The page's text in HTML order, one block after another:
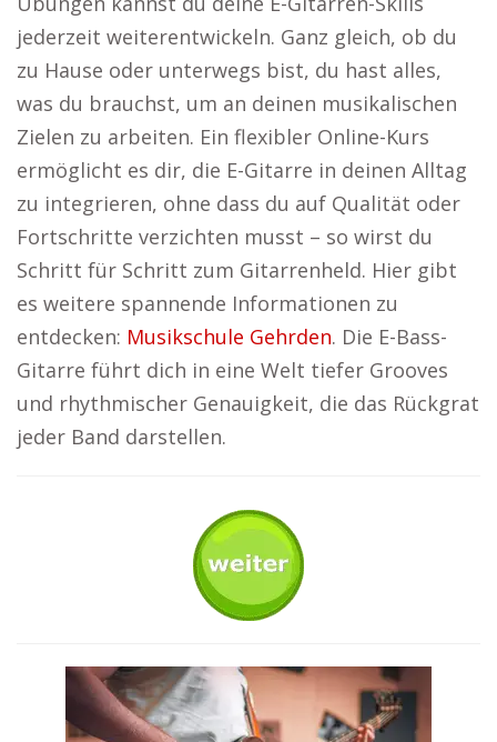
jederzeit weiterentwickeln. Ganz gleich, ob du
zu Hause oder unterwegs bist, du hast alles,
was du brauchst, um an deinen musikalischen
Zielen zu arbeiten. Ein flexibler Online-Kurs
ermöglicht es dir, die E-Gitarre in deinen Alltag
zu integrieren, ohne dass du auf Qualität oder
Fortschritte verzichten musst – so wirst du
Schritt für Schritt zum Gitarrenheld. Hier gibt
es weitere spannende Informationen zu
entdecken: Musikschule Gehrden. Die E-Bass-
Gitarre führt dich in eine Welt tiefer Grooves
und rhythmischer Genauigkeit, die das Rückgrat
jeder Band darstellen.